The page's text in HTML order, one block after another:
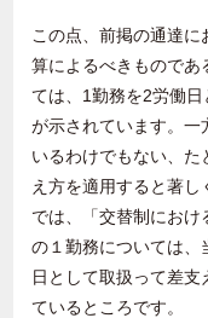
この点、前掲の通達
算によるべきものであ
ては、1勤務を2労働
が示されています。一
いるわけでもない、
え方を適用すると著
では、「交替制にお
の１勤務については、
日として取扱って差
ているところです。